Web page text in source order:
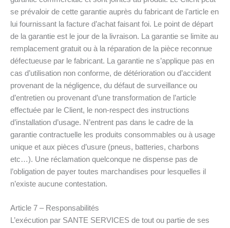
se prévaloir de cette garantie auprès du fabricant de l’article en
lui fournissant la facture d’achat faisant foi. Le point de départ
de la garantie est le jour de la livraison. La garantie se limite au
remplacement gratuit ou à la réparation de la pièce reconnue
défectueuse par le fabricant. La garantie ne s’applique pas en
cas d’utilisation non conforme, de détérioration ou d’accident
provenant de la négligence, du défaut de surveillance ou
d’entretien ou provenant d’une transformation de l’article
effectuée par le Client, le non-respect des instructions
d’installation d’usage. N’entrent pas dans le cadre de la
garantie contractuelle les produits consommables ou à usage
unique et aux pièces d’usure (pneus, batteries, charbons
etc…). Une réclamation quelconque ne dispense pas de
l’obligation de payer toutes marchandises pour lesquelles il
n’existe aucune contestation.
Article 7 – Responsabilités
L’exécution par SANTE SERVICES de tout ou partie de ses